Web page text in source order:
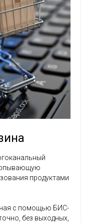
продуктами
с помощью БИС-
без выходных,